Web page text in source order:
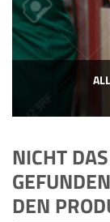
NICHT
DEN